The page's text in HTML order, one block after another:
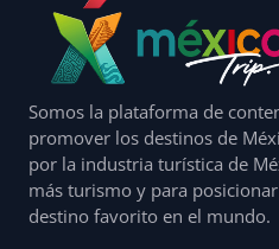
Somos la plataforma de
promover los destinos de
por la industria turística de
más turismo y para
destino favorito en el mundo.